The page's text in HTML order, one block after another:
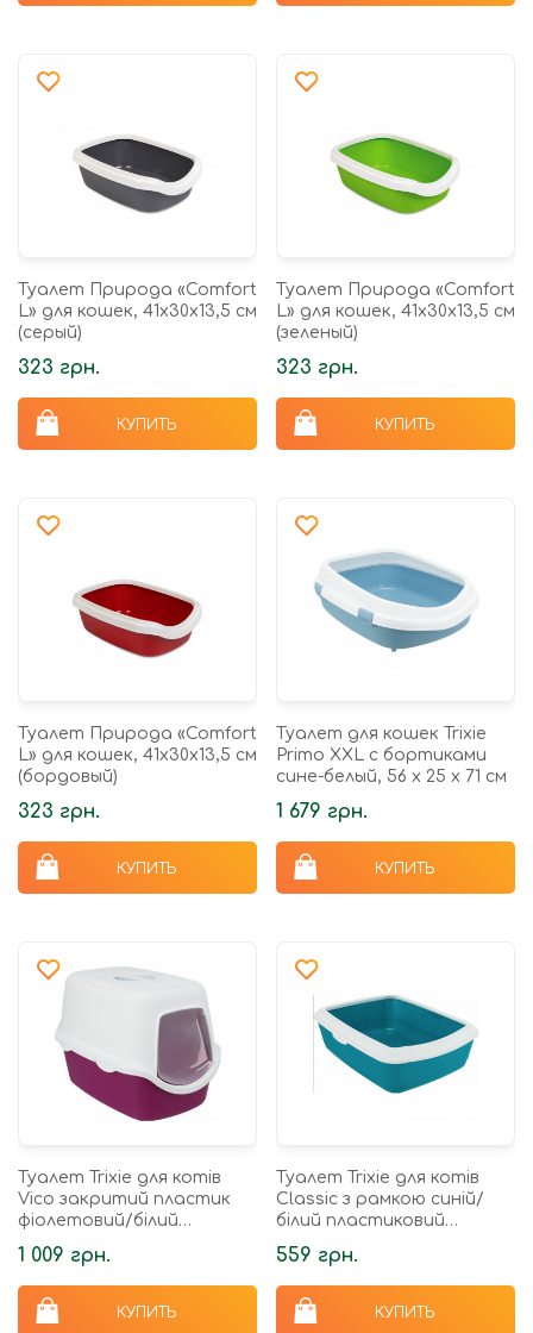
Туалет Природа «Comfort
L» для кошек, 41х30х13,5 см
(серый)
323 грн.
КУПИТЬ
Туалет Природа «Comfort
L» для кошек, 41х30х13,5 см
(зеленый)
323 грн.
КУПИТЬ
Туалет Природа «Comfort
L» для кошек, 41х30х13,5 см
(бордовый)
323 грн.
КУПИТЬ
Туалет для кошек Trixie
Primo XXL с бортиками
сине-белый, 56 х 25 х 71 см
1 679 грн.
КУПИТЬ
Туалет Trixie для котів
Vico закритий пластик
фіолетовий/білий
40х40х56см
1 009 грн.
КУПИТЬ
Туалет Trixie для котів
Classic з рамкою синій/
білий пластиковий
37х15х47см
559 грн.
КУПИТЬ